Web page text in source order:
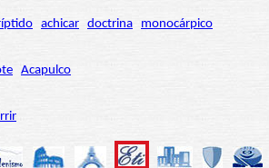
achicar doctrina monocárpico
Acapulco